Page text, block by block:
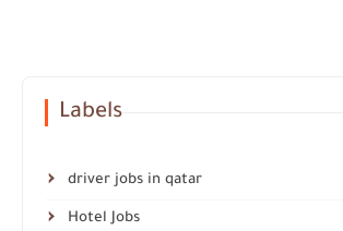
Labels
driver jobs in qatar
Hotel Jobs